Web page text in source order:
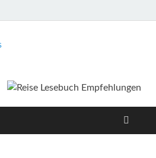
Reise Tipps